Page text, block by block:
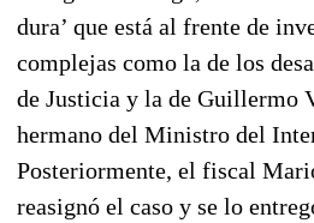
dura’ que está al frente de
complejas como la de los
de Justicia y la de Guillermo
hermano del Ministro del
Posteriormente, el fiscal
reasignó el caso y se lo